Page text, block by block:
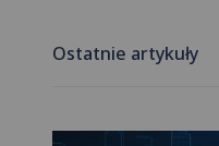
Ostatnie artykuły